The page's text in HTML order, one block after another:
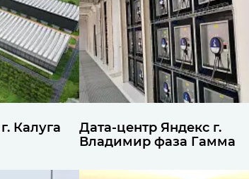
Калуга
Дата-центр Яндекс г.
Владимир фаза Гамма